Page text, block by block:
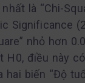
là “Chi-
Significance
nhỏ hơn
H0, điều này
hai biến “Độ